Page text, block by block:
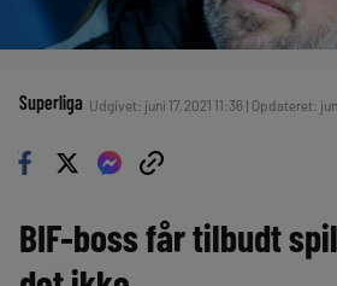
Superliga Udgivet: juni 17, 2021 11:36 | Opdateret:
BIF-boss får tilbudt